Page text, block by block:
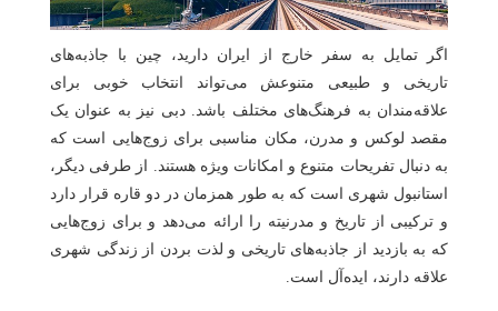
اگر تمایل به سفر خارج از ایران دارید، چین با جاذبه‌های
تاریخی و طبیعی متنوعش می‌تواند انتخاب خوبی برای
علاقه‌مندان به فرهنگ‌های مختلف باشد. دبی نیز به‌ عنوان یک
مقصد لوکس و مدرن، مکان مناسبی برای زوج‌هایی است که
به دنبال تفریحات متنوع و امکانات ویژه هستند. از طرفی دیگر،
استانبول شهری است که به ‌طور همزمان در دو قاره قرار دارد
و ترکیبی از تاریخ و مدرنیته را ارائه می‌دهد و برای زوج‌هایی
که به بازدید از جاذبه‌های تاریخی و لذت بردن از زندگی شهری
علاقه دارند، ایده‌آل است.